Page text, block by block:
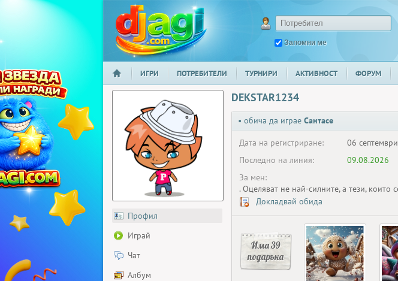
Запомни ме
НАЧАЛО
ИГРИ ПОТРЕБИТЕЛИ ТУРНИРИ АКТИВНОСТ ФОРУМ
Профил
Играй
Чат
Албум
DEKSTAR1234
• обича да играе Сантасе
Дата на регистриране:
06
Последно на линия:
09.08.2026
За мен:
. Оцеляват не най-силните, а тези,
Докладвай обида
Има 39
подаръка